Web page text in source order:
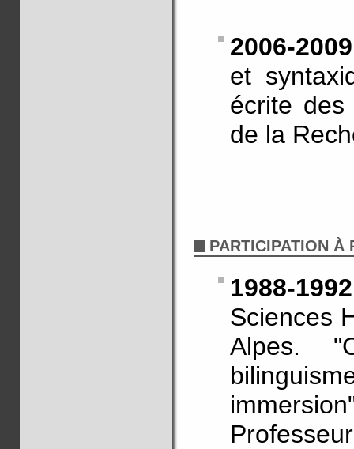
2006-
et
écrite des
de la
PARTICIPATION À
1988-1992
Sciences
Alpes.